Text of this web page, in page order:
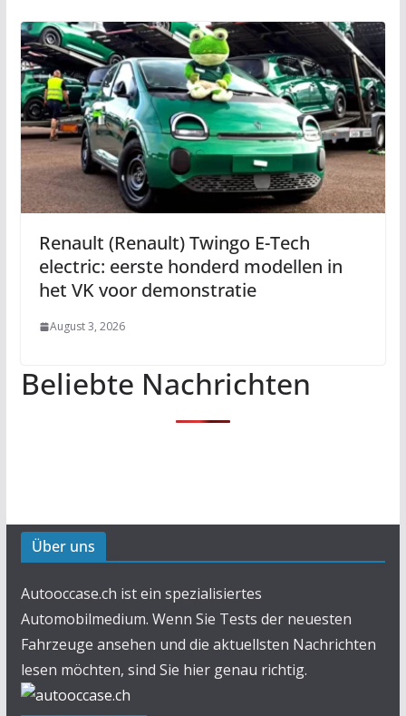
Renault (Renault) Twingo E-Tech
electric: eerste honderd modellen in
het VK voor demonstratie
August 3, 2026
Beliebte Nachrichten
Über uns
Autooccase.ch ist ein spezialisiertes
Automobilmedium. Wenn Sie Tests der neuesten
Fahrzeuge ansehen und die aktuellsten Nachrichten
lesen möchten, sind Sie hier genau richtig.